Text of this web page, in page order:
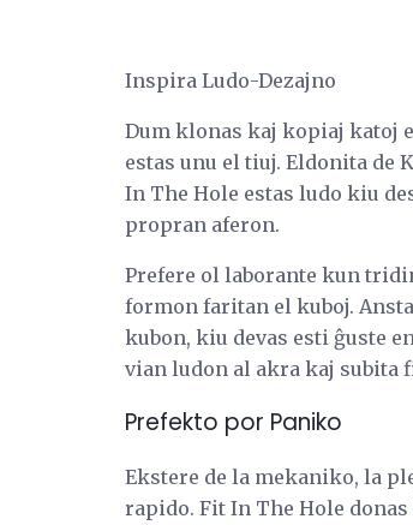
Inspira Ludo-Dezajno
Dum klonas kaj kopiaj katoj
estas unu el tiuj. Eldonita de
In The Hole estas ludo kiu
propran aferon.
Prefere ol laborante kun
formon faritan el kuboj.
kubon, kiu devas esti ĝuste
vian ludon al akra kaj subita
Prefekto por Paniko
Ekstere de la mekaniko, la
rapido. Fit In The Hole